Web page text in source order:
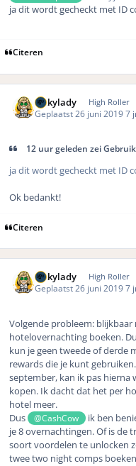
ja dit wordt gecheckt met ID
Citeren
luckylady High Roller
Geplaatst26 juni 20197
12 uur geleden zei
ja dit wordt gecheckt met ID
Ok bedankt!
Citeren
luckylady High Roller
Geplaatst26 juni 20197
Volgende probleem: blijkbaar
hotelovernachting boeken.
kun je geen tweede of derde
rewards die je kunt
september, kan ik pas hierna
kopen. Ik dacht dat het per
hotel meer.
Dus
@CashCow
ik ben
je 8 overnachtingen. Of is de
soort voordelen te unlocken
twee two night comps boeken